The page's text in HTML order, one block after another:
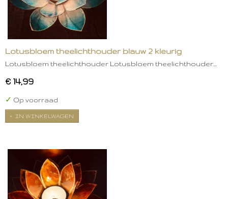
Lotusbloem theelichthouder blauw 2 kleurig
Lotusbloem theelichthouder Lotusbloem theelichthouder…
€ 14,99
✓ Op voorraad
IN WINKELWAGEN